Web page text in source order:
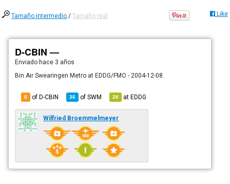
Tamaño intermedio /Tamaño real Like
D-CBIN —
Enviado hace 3 años
Bin Air Swearingen Metro at EDDG/FMO - 2004-12-08.
8 of D-CBIN 36 ofSWM 28 atEDDG
Wilfried Broemmelmeyer